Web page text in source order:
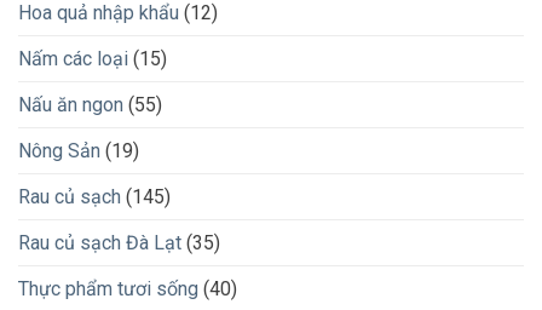
Hoa quả nhập khẩu (12)
Nấm các loại (15)
Nấu ăn ngon (55)
Nông Sản (19)
Rau củ sạch (145)
Rau củ sạch Đà Lạt (35)
Thực phẩm tươi sống (40)